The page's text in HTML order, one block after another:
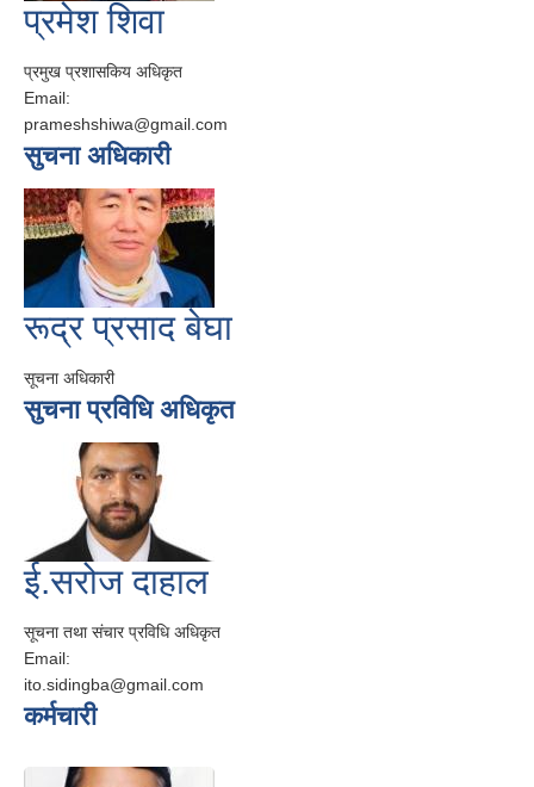
प्रमेश शिवा
प्रमुख प्रशासकिय अधिकृत
Email:
prameshshiwa@gmail.com
सुचना अधिकारी
रूद्र प्रसाद बेघा
सूचना अधिकारी
सुचना प्रविधि अधिकृत
ई.सरोज दाहाल
सूचना तथा संचार प्रविधि अधिकृत
Email:
ito.sidingba@gmail.com
कर्मचारी